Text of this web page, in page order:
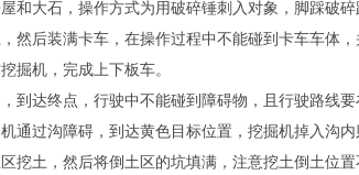
和大石，操作方式为用破碎锤刺入对象，脚踩破碎
然后装满卡车，在操作过程中不能碰到卡车车体
掘机，完成上下板车。
到达终点，行驶中不能碰到障碍物，且行驶路线
通过沟障碍，到达黄色目标位置，挖掘机掉入沟内
挖土，然后将倒土区的坑填满，注意挖土倒土位置